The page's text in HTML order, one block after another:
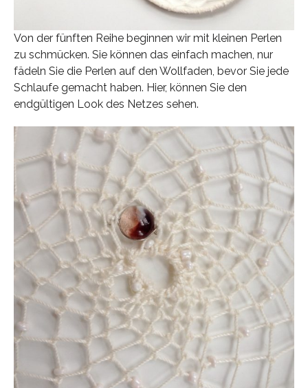
Von der fünften Reihe beginnen wir mit kleinen Perlen
zu schmücken. Sie können das einfach machen, nur
fädeln Sie die Perlen auf den Wollfaden, bevor Sie jede
Schlaufe gemacht haben. Hier, können Sie den
endgültigen Look des Netzes sehen.